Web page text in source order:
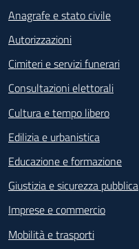
Anagrafe e stato civile
Autorizzazioni
Cimiteri e servizi funerari
Consultazioni elettorali
Cultura e tempo libero
Edilizia e urbanistica
Educazione e formazione
Giustizia e sicurezza pubblica
Imprese e commercio
Mobilità e trasporti